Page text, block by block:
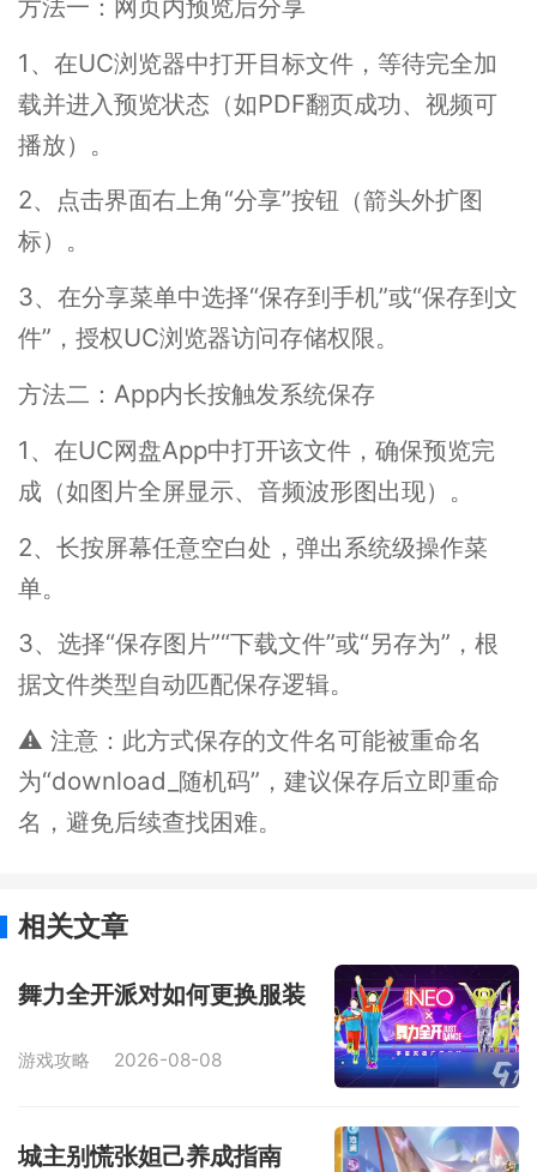
方法一：网页内预览后分享
1、在UC浏览器中打开目标文件，等待完全加
载并进入预览状态（如PDF翻页成功、视频可
播放）。
2、点击界面右上角“分享”按钮（箭头外扩图
标）。
3、在分享菜单中选择“保存到手机”或“保存到文
件”，授权UC浏览器访问存储权限。
方法二：App内长按触发系统保存
1、在UC网盘App中打开该文件，确保预览完
成（如图片全屏显示、音频波形图出现）。
2、长按屏幕任意空白处，弹出系统级操作菜
单。
3、选择“保存图片”“下载文件”或“另存为”，根
据文件类型自动匹配保存逻辑。
⚠️ 注意：此方式保存的文件名可能被重命名
为“download_随机码”，建议保存后立即重命
名，避免后续查找困难。
相关文章
舞力全开派对如何更换服装
游戏攻略 2026-08-08
城主别慌张妲己养成指南